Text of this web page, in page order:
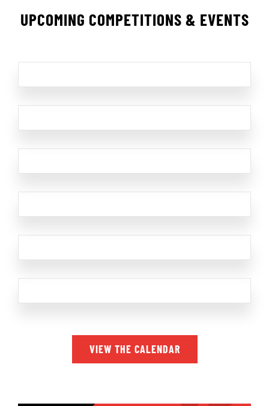
Spielabend
Jugendschach
UPCOMING COMPETITIONS & EVENTS
VIEW THE CALENDAR